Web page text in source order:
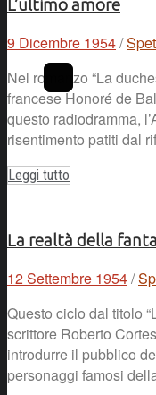
L’ultimo amore
9 Dicembre 1954/
Nel romanzo “La
francese Honoré de
questo radiodramma,
risentimento patiti dal
Leggi tutto
La realtà della
12 Settembre 1954/
Questo ciclo dal titolo
scrittore Roberto
introdurre il pubblico
personaggi famosi